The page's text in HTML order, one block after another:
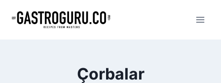
Çorbalar